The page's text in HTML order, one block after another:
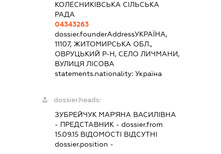
КОЛЕСНИКІВСЬКА СІЛЬСЬКА
РАДА
04343263
dossier.founderAddressУКРАЇНА,
11107, ЖИТОМИРСЬКА ОБЛ.,
ОВРУЦЬКИЙ Р-Н, СЕЛО ЛИЧМАНИ,
ВУЛИЦЯ ЛІСОВА
statements.nationality:Україна
dossier.heads:
ЗУБРЕЙЧУК МАР'ЯНА ВАСИЛІВНА
- ПРЕДСТАВНИК - dossier.from
15.09.15 ВІДОМОСТІ ВІДСУТНІ
dossier.position -